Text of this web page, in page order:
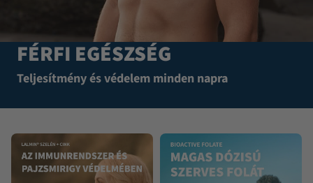
FÉRFI EGÉSZSÉG
Teljesítmény és védelem minden napra